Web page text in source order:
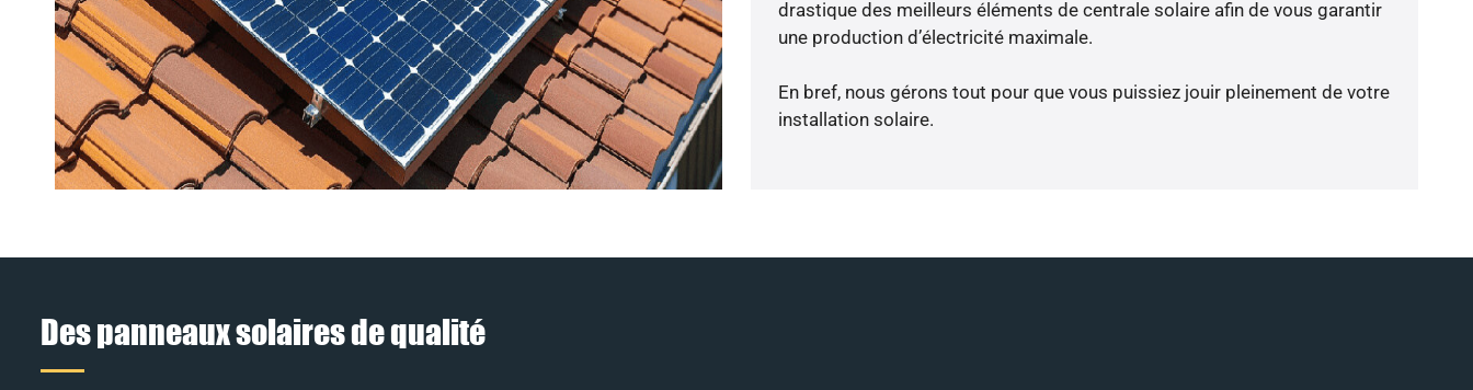
drastique des meilleurs éléments de centrale solaire afin de vous garantir
une production d’électricité maximale.
En bref, nous gérons tout pour que vous puissiez jouir pleinement de votre
installation solaire.
Des panneaux solaires de qualité